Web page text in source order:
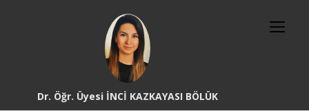
Dr. Öğr. Üyesi İNCİ KAZKAYASI BÖLÜK